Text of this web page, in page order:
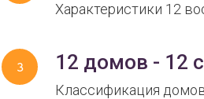
Характеристики 12
12 домов - 12
Классификация